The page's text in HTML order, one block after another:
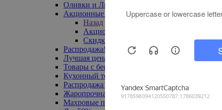
Оливки и Лимоны
Акционные товары
Назад
Акционные товары
Скидка 20% по промокоду
Распродажа! Ульяновск до -70%
Лучшая цена
Товары с бесплатной доставкой
Кухонный текстиль
Распродажа до -50%
Жаропрочная посуда
Махровые полотенца